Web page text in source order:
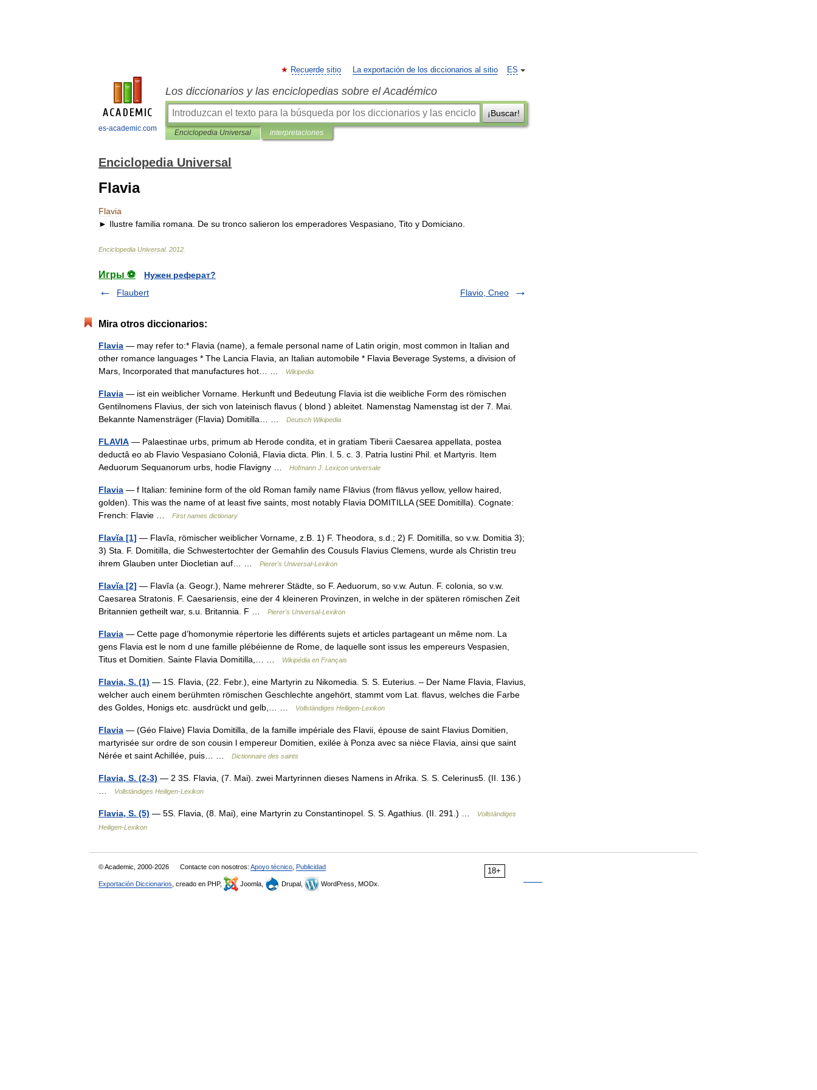
es-academic.com
ES
Recuerde sitio La exportación de los diccionarios al sitio
Los diccionarios y las enciclopedias sobre el Académico
¡Buscar!
Enciclopedia Universal interpretaciones
Enciclopedia Universal
Flavia
Flavia
► Ilustre familia romana De su tronco salieron los emperadores Vespasiano Tito y Domiciano
Enciclopedia Universal. 2012
Игры ⚽
Нужен реферат?
Flaubert
Flavio, Cneo
Mira otros diccionarios:
Flavia — may refer to:* Flavia (name), a female personal name of Latin origin, most common in Italian and
other romance languages * The Lancia Flavia, an Italian automobile * Flavia Beverage Systems, a division of
Mars, Incorporated that manufactures hot… …
Wikipedia
Flavia — ist ein weiblicher Vorname. Herkunft und Bedeutung Flavia ist die weibliche Form des römischen
Gentilnomens Flavius, der sich von lateinisch flavus ( blond ) ableitet. Namenstag Namenstag ist der 7. Mai.
Bekannte Namensträger (Flavia) Domitilla… …
Deutsch Wikipedia
FLAVIA — Palaestinae urbs, primum ab Herode condita, et in gratiam Tiberii Caesarea appellata, postea
deductâ eo ab Flavio Vespasiano Coloniâ, Flavia dicta. Plin. l. 5. c. 3. Patria Iustini Phil. et Martyris. Item
Aeduorum Sequanorum urbs, hodie Flavigny …
Hofmann J. Lexicon universale
Flavia — f Italian: feminine form of the old Roman family name Flāvius (from flāvus yellow, yellow haired,
golden). This was the name of at least five saints, most notably Flavia DOMITILLA (SEE Domitilla). Cognate:
French: Flavie …
First names dictionary
Flavĭa [1] — Flavĭa, römischer weiblicher Vorname, z.B. 1) F. Theodora, s.d.; 2) F. Domitilla, so v.w. Domitia 3);
3) Sta. F. Domitilla, die Schwestertochter der Gemahlin des Cousuls Flavius Clemens, wurde als Christin treu
ihrem Glauben unter Diocletian auf… …
Pierer's Universal-Lexikon
Flavĭa [2] — Flavĭa (a. Geogr.), Name mehrerer Städte, so F. Aeduorum, so v.w. Autun. F. colonia, so v.w.
Caesarea Stratonis. F. Caesariensis, eine der 4 kleineren Provinzen, in welche in der späteren römischen Zeit
Britannien getheilt war, s.u. Britannia. F …
Pierer's Universal-Lexikon
Flavia — Cette page d’homonymie répertorie les différents sujets et articles partageant un même nom. La
gens Flavia est le nom d une famille plébéienne de Rome, de laquelle sont issus les empereurs Vespasien,
Titus et Domitien. Sainte Flavia Domitilla,… …
Wikipédia en Français
Flavia, S. (1) — 1S. Flavia, (22. Febr.), eine Martyrin zu Nikomedia. S. S. Euterius. – Der Name Flavia, Flavius,
welcher auch einem berühmten römischen Geschlechte angehört, stammt vom Lat. flavus, welches die Farbe
des Goldes, Honigs etc. ausdrückt und gelb,… …
Vollständiges Heiligen-Lexikon
Flavia — (Géo Flaive) Flavia Domitilla, de la famille impériale des Flavii, épouse de saint Flavius Domitien,
martyrisée sur ordre de son cousin l empereur Domitien, exilée à Ponza avec sa nièce Flavia, ainsi que saint
Nérée et saint Achillée, puis… …
Dictionnaire des saints
Flavia, S. (2-3) — 2 3S. Flavia, (7. Mai). zwei Martyrinnen dieses Namens in Afrika. S. S. Celerinus5. (II. 136.)
Vollständiges Heiligen-Lexikon
Flavia, S. (5) — 5S. Flavia, (8. Mai), eine Martyrin zu Constantinopel. S. S. Agathius. (II. 291.) …
Vollständiges
Heiligen-Lexikon
18+
© Academic, 2000-2026 Contacte con nosotros: Apoyo técnico Publicidad
Exportación Diccionarios , creado en PHP, Joomla, Drupal, WordPress, MODx.